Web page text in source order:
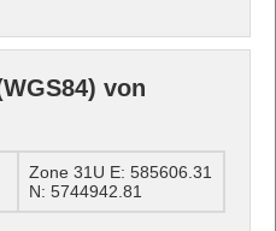
von
Zone 31U E: 585606.31
N: 5744942.81